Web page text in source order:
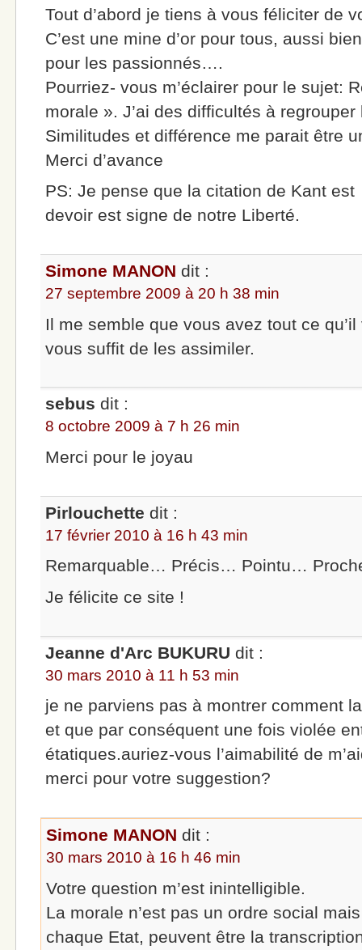
Tout d’abord je tiens à vous féliciter de
C’est une mine d’or pour tous, aussi
pour les passionnés….
Pourriez- vous m’éclairer pour le sujet:
morale ». J’ai des difficultés à
Similitudes et différence me parait être
Merci d’avance
PS: Je pense que la citation de Kant
devoir est signe de notre Liberté.
Simone MANON dit :
27 septembre 2009 à 20 h 38 min
Il me semble que vous avez tout ce
vous suffit de les assimiler.
sebus dit :
8 octobre 2009 à 7 h 26 min
Merci pour le joyau
Pirlouchette dit :
17 février 2010 à 16 h 43 min
Remarquable… Précis… Pointu…
Je félicite ce site !
Jeanne d'Arc BUKURU dit :
30 mars 2010 à 11 h 53 min
je ne parviens pas à montrer comment
et que par conséquent une fois violée
étatiques.auriez-vous l’aimabilité de
merci pour votre suggestion?
Simone MANON dit :
30 mars 2010 à 16 h 46 min
Votre question m’est inintelligible.
La morale n’est pas un ordre social
chaque Etat, peuvent être la